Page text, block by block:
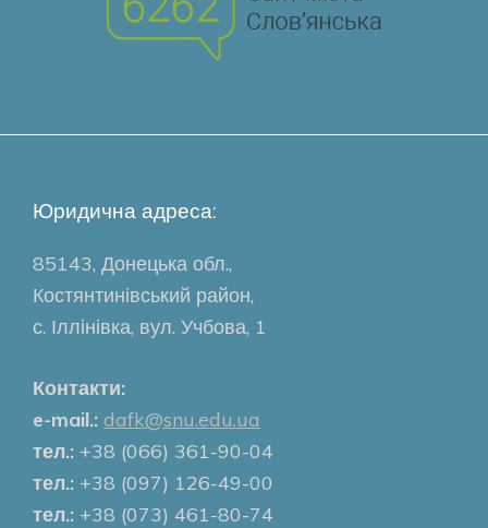
Юридична адреса:
85143, Донецька обл.,
Костянтинівський район,
с. Іллінівка, вул. Учбова, 1
Контакти:
e-mail.: dafk@snu.edu.ua
тел.: +38 (066) 361-90-04
тел.: +38 (097) 126-49-00
тел.: +38 (073) 461-80-74